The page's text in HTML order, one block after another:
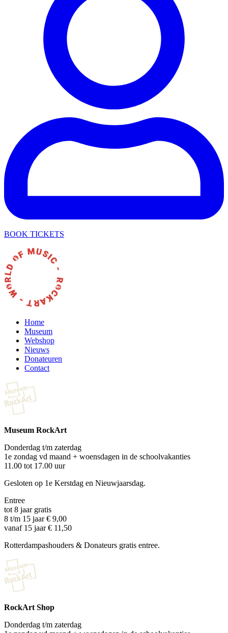
BOOK TICKETS
Home
Museum
Webshop
Nieuws
Donateuren
Contact
Museum RockArt
Donderdag t/m zaterdag
1e zondag vd maand + woensdagen in de schoolvakanties
11.00 tot 17.00 uur
Gesloten op 1e Kerstdag en Nieuwjaarsdag.
Entree
tot 8 jaar gratis
8 t/m 15 jaar € 9,00
vanaf 15 jaar € 11,50
Rotterdampashouders & Donateurs gratis entree.
RockArt Shop
Donderdag t/m zaterdag